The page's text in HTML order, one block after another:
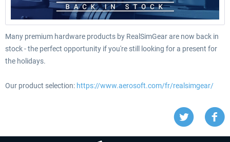
Many premium hardware products by RealSimGear are now back in
stock - the perfect opportunity if you're still looking for a present for
the holidays.
Our product selection: https://www.aerosoft.com/fr/realsimgear/